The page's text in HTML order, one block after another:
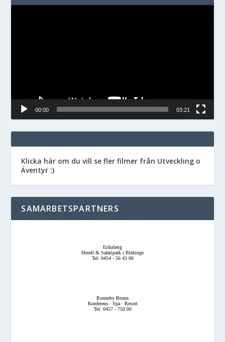
00:00 03:21
Klicka här om du vill se fler filmer från Utveckling o
Äventyr :)
SAMARBETSPARTNERS
Eriksberg
Hotell & Safaripark i Blekinge
Tel: 0454 - 56 43 00
Ronneby Brunn
Konferens · Spa · Resort
Tel: 0457 - 750 00